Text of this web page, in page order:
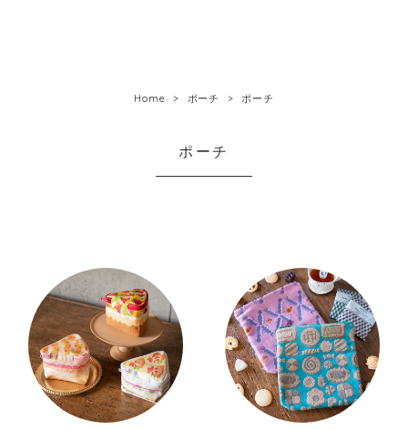
Home ポーチ ポーチ
ポーチ